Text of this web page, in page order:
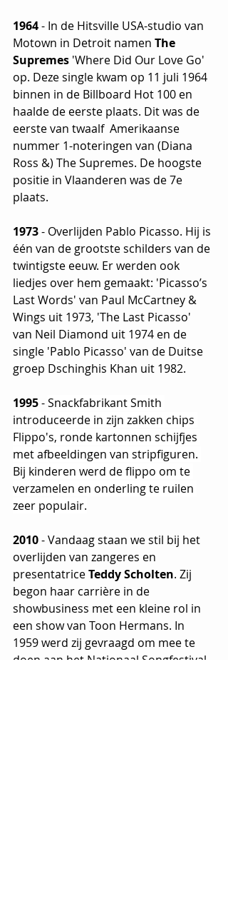
1964 - In de Hitsville USA-studio van
Motown in Detroit namen The
Supremes 'Where Did Our Love Go'
op. Deze single kwam op 11 juli 1964
binnen in de Billboard Hot 100 en
haalde de eerste plaats. Dit was de
eerste van twaalf  Amerikaanse
nummer 1-noteringen van (Diana
Ross &) The Supremes. De hoogste
positie in Vlaanderen was de 7e
plaats.
1973 - Overlijden Pablo Picasso. Hij is
één van de grootste schilders van de
twintigste eeuw. Er werden ook
liedjes over hem gemaakt: 'Picasso’s
Last Words' van Paul McCartney &
Wings uit 1973, 'The Last Picasso'
van Neil Diamond uit 1974 en de
single 'Pablo Picasso' van de Duitse
groep Dschinghis Khan uit 1982.
1995 - Snackfabrikant Smith
introduceerde in zijn zakken chips
Flippo's, ronde kartonnen schijfjes
met afbeeldingen van stripfiguren.
Bij kinderen werd de flippo om te
verzamelen en onderling te ruilen
zeer populair.
2010 - Vandaag staan we stil bij het
overlijden van zangeres en
presentatrice Teddy Scholten. Zij
begon haar carrière in de
showbusiness met een kleine rol in
een show van Toon Hermans. In
1959 werd zij gevraagd om mee te
doen aan het Nationaal Songfestival.